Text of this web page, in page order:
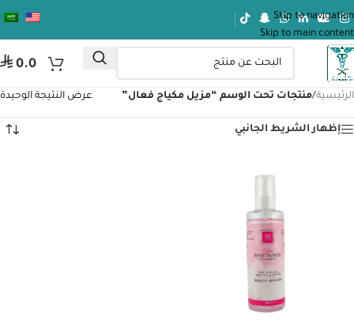
Skip to navigation
Skip to main content
⃁ 0.0
الرئيسية/منتجات تحت الوسم “مزيل مكياج فعال” عرض النتيجة الوحيدة
إظهار الشريط الجانبي